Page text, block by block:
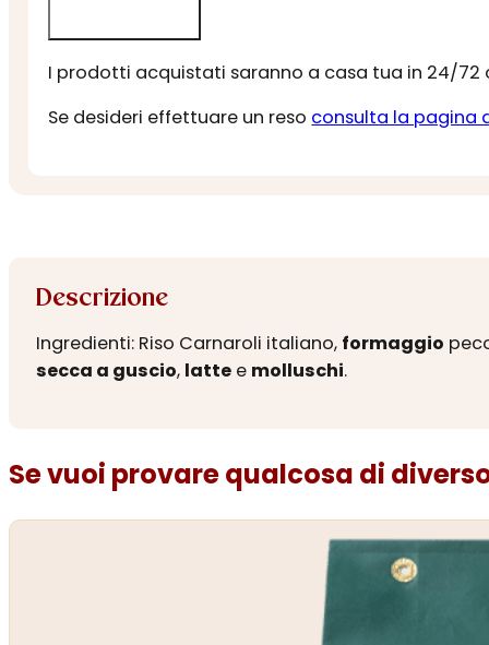
I prodotti acquistati saranno a casa tua in 24/72
Se desideri effettuare un reso consulta la pagina
Descrizione
Ingredienti: Riso Carnaroli italiano, formaggio
secca a guscio, lattee molluschi.
Se vuoi provare qualcosa di